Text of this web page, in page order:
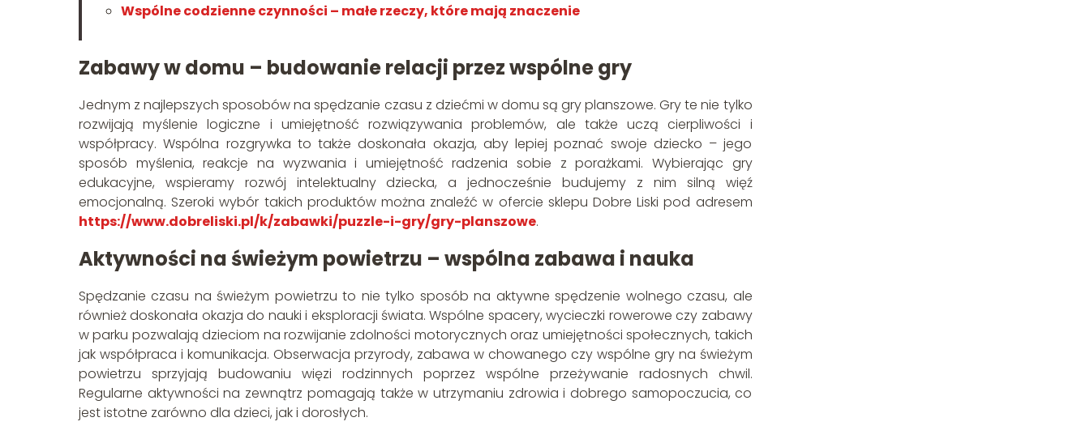
Wspólne codzienne czynności – małe rzeczy, które mają znaczenie
Zabawy w domu – budowanie relacji przez wspólne gry
Jednym z najlepszych sposobów na spędzanie czasu z dziećmi w domu są gry planszowe. Gry te nie tylko
rozwijają myślenie logiczne i umiejętność rozwiązywania problemów, ale także uczą cierpliwości i
współpracy. Wspólna rozgrywka to także doskonała okazja, aby lepiej poznać swoje dziecko – jego
sposób myślenia, reakcje na wyzwania i umiejętność radzenia sobie z porażkami. Wybierając gry
edukacyjne, wspieramy rozwój intelektualny dziecka, a jednocześnie budujemy z nim silną więź
emocjonalną. Szeroki wybór takich produktów można znaleźć w ofercie sklepu Dobre Liski pod adresem
https://www.dobreliski.pl/k/zabawki/puzzle-i-gry/gry-planszowe.
Aktywności na świeżym powietrzu – wspólna zabawa i nauka
Spędzanie czasu na świeżym powietrzu to nie tylko sposób na aktywne spędzenie wolnego czasu, ale
również doskonała okazja do nauki i eksploracji świata. Wspólne spacery, wycieczki rowerowe czy zabawy
w parku pozwalają dzieciom na rozwijanie zdolności motorycznych oraz umiejętności społecznych, takich
jak współpraca i komunikacja. Obserwacja przyrody, zabawa w chowanego czy wspólne gry na świeżym
powietrzu sprzyjają budowaniu więzi rodzinnych poprzez wspólne przeżywanie radosnych chwil.
Regularne aktywności na zewnątrz pomagają także w utrzymaniu zdrowia i dobrego samopoczucia, co
jest istotne zarówno dla dzieci, jak i dorosłych.